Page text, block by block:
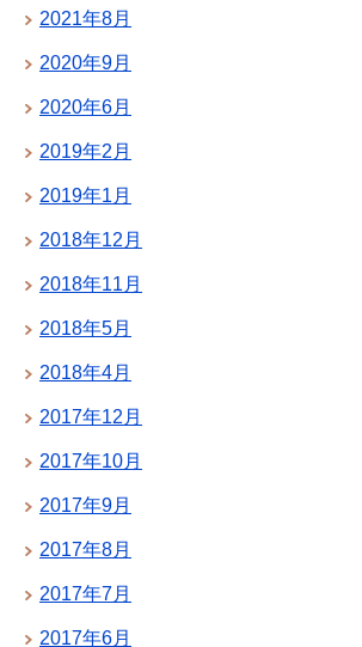
2021年8月
2020年9月
2020年6月
2019年2月
2019年1月
2018年12月
2018年11月
2018年5月
2018年4月
2017年12月
2017年10月
2017年9月
2017年8月
2017年7月
2017年6月